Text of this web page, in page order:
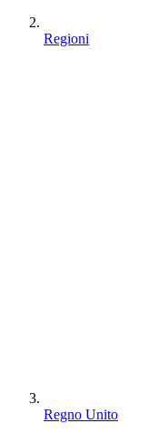
Regioni
Regno Unito